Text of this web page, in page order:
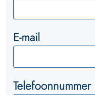
E-mail
Telefoonnummer